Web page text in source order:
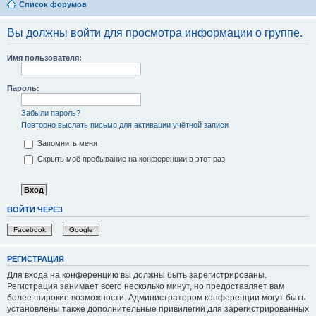
Список форумов
Вы должны войти для просмотра информации о группе.
Имя пользователя:
Пароль:
Забыли пароль?
Повторно выслать письмо для активации учётной записи
Запомнить меня
Скрыть моё пребывание на конференции в этот раз
ВОЙТИ ЧЕРЕЗ
Facebook Google
РЕГИСТРАЦИЯ
Для входа на конференцию вы должны быть зарегистрированы.
Регистрация занимает всего несколько минут, но предоставляет вам
более широкие возможности. Администратором конференции могут быть
установлены также дополнительные привилегии для зарегистрированных